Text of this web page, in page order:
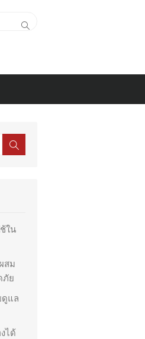
Search
Search
ใน
สม
ภัย
ดูแล
ได้